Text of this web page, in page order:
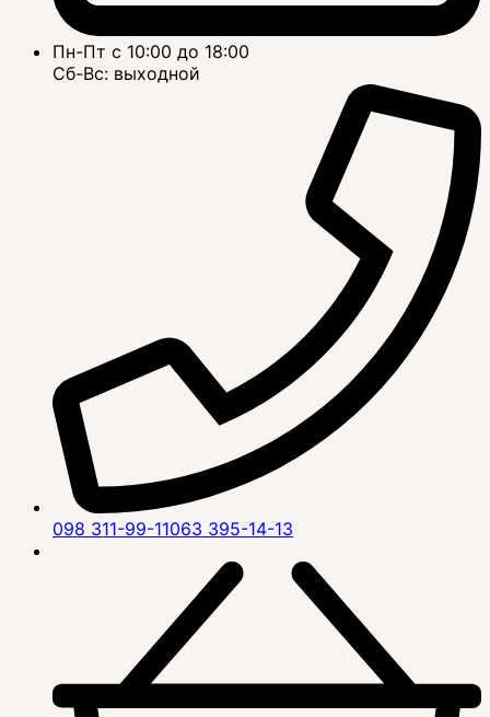
Пн-Пт с 10:00 до 18:00
Сб-Вс: выходной
098 311-99-11063 395-14-13